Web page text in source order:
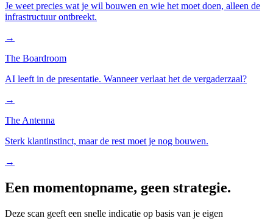
Je weet precies wat je wil bouwen en wie het moet doen, alleen de
infrastructuur ontbreekt.
→
The Boardroom
AI leeft in de presentatie. Wanneer verlaat het de vergaderzaal?
→
The Antenna
Sterk klantinstinct, maar de rest moet je nog bouwen.
→
Een momentopname, geen strategie.
Deze scan geeft een snelle indicatie op basis van je eigen